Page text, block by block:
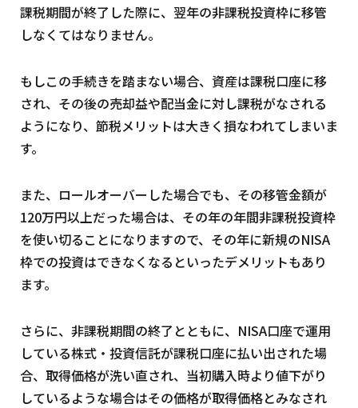
課税期間が終了した際に、翌年の非課税投資枠に移管
しなくてはなりません。
もしこの手続きを踏まない場合、資産は課税口座に移
され、その後の売却益や配当金に対し課税がなされる
ようになり、節税メリットは大きく損なわれてしまいま
す。
また、ロールオーバーした場合でも、その移管金額が
120万円以上だった場合は、その年の年間非課税投資枠
を使い切ることになりますので、その年に新規のNISA
枠での投資はできなくなるといったデメリットもあり
ます。
さらに、非課税期間の終了とともに、NISA口座で運用
している株式・投資信託が課税口座に払い出された場
合、取得価格が洗い直され、当初購入時より値下がり
しているような場合はその価格が取得価格とみなされ